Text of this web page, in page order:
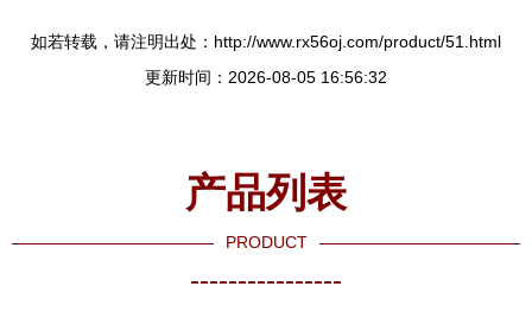
如若转载，请注明出处：http://www.rx56oj.com/product/51.html
更新时间：2026-08-05 16:56:32
产品列表
PRODUCT
----------------